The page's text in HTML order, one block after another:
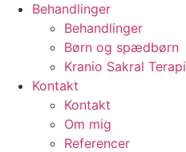
Behandlinger
Behandlinger
Børn og spædbørn
Kranio Sakral Terapi
Kontakt
Kontakt
Om mig
Referencer